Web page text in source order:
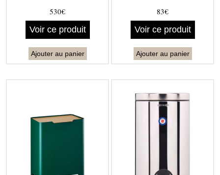
530€
Voir ce produit
Ajouter au panier
83€
Voir ce produit
Ajouter au panier